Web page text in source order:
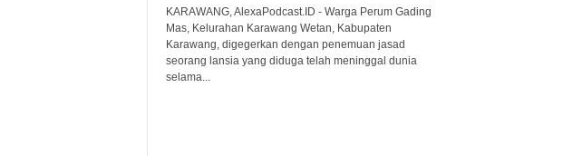
KARAWANG, AlexaPodcast.ID - Warga Perum Gading
Mas, Kelurahan Karawang Wetan, Kabupaten
Karawang, digegerkan dengan penemuan jasad
seorang lansia yang diduga telah meninggal dunia
selama...